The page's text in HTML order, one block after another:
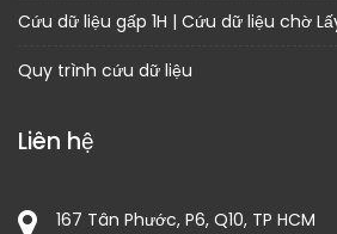
Cứu dữ liệu gấp 1H | Cứu dữ liệu chờ
Quy trình cứu dữ liệu
Liên hệ
167 Tân Phước, P6, Q10, TP HCM